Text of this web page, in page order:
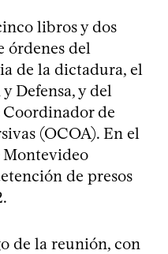
libros y dos
órdenes del
de la dictadura, el
Defensa, y del
de
(OCOA). En el
de presos
de la reunión, con